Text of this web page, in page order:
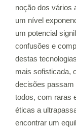
noção dos vários
um nível
um potencial
confusões e
destas
mais sofisticada,
decisões
todos, com raras
éticas a
encontrar um